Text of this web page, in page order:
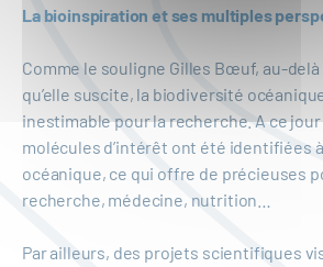
La bioinspiration et ses multiples
Comme le souligne Gilles Bœuf, au-
qu’elle suscite, la biodiversité
inestimable pour la recherche. A ce jour
molécules d’intérêt ont été identifiées
océanique, ce qui offre de précieuses
recherche, médecine, nutrition…
Par ailleurs, des projets scientifiques